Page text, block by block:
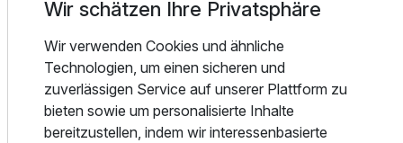
Doppelzimmer Superior
2 Erwachsene
Unser Ziel ist es, Ihnen den Aufenthalt zu einem
Genießen Sie bei uns die schönste Zeit des Jahres. Es
erwartet Sie herzlicher Service im unverwechselbaren
Ambiente der Bäderarchitektur.
Wir schätzen Ihre Privatsphäre
Wir verwenden Cookies und ähnliche
Technologien, um einen sicheren und
zuverlässigen Service auf unserer Plattform zu
bieten sowie um personalisierte Inhalte
bereitzustellen, indem wir interessenbasierte